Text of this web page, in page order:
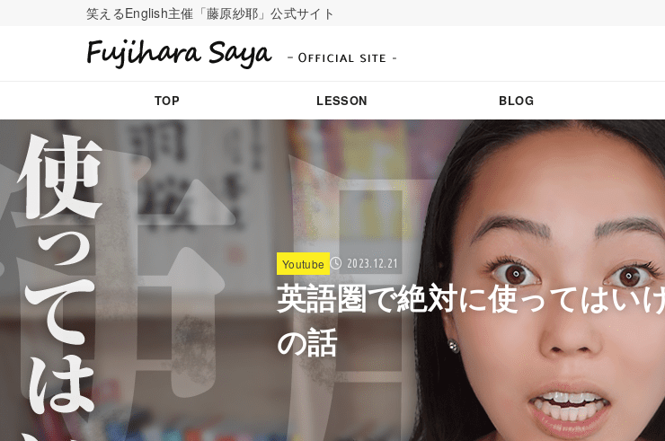
笑えるEnglish主催「藤原紗耶」公式サイト
TOP LESSON BLOG
Youtube 2023.12.21
英語圏で絶対に使ってはい
の話